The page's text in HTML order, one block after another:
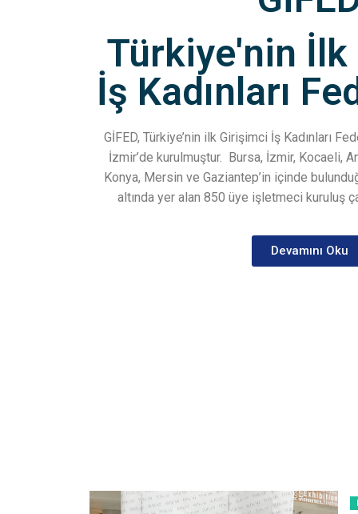
Türkiye'nin
İş Kadınları
GİFED, Türkiye’nin ilk Girişimci İş Kadınları
İzmir’de kurulmuştur. Bursa, İzmir, Kocaeli,
Konya, Mersin ve Gaziantep’in içinde
altında yer alan 850 üye işletmeci kuruluş
Devamını Oku